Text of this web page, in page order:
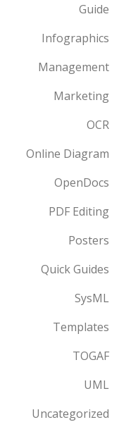
Guide
Infographics
Management
Marketing
OCR
Online Diagram
OpenDocs
PDF Editing
Posters
Quick Guides
SysML
Templates
TOGAF
UML
Uncategorized